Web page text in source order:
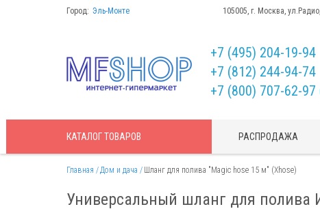
Город: Эль-Монте 105005, г. Москва,
+7 (495) 204-19-94
+7 (812) 244-94-74
+7 (800) 707-62-97
КАТАЛОГТОВАРОВ РАСПРОДАЖА
Главная Дом и дача Шланг для полива "Magic hose 15 м" (Xhose)
Универсальный шланг для полива